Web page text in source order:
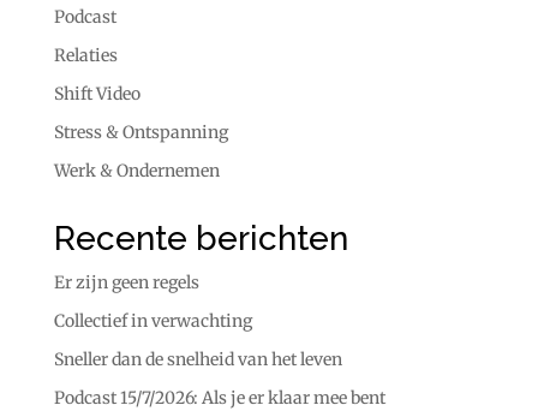
Podcast
Relaties
Shift Video
Stress & Ontspanning
Werk & Ondernemen
Recente berichten
Er zijn geen regels
Collectief in verwachting
Sneller dan de snelheid van het leven
Podcast 15/7/2026: Als je er klaar mee bent